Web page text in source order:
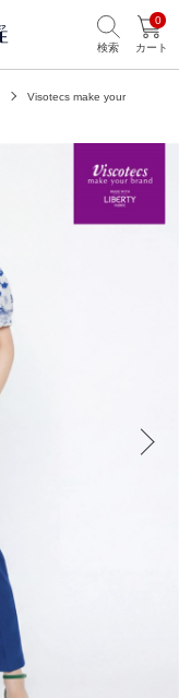
検索
0
カート
Visotecs make your